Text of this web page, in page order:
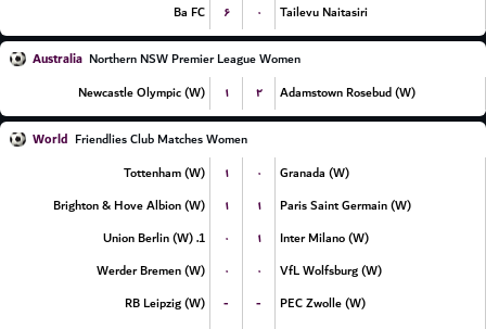
Ba FC
۶ ۰ Tailevu Naitasiri
Australia Northern NSW Premier League Women
Newcastle Olympic (W)
۱ ۲ Adamstown Rosebud (W)
World Friendlies Club Matches Women
Tottenham (W)
۱ ۰
Granada (W)
Brighton & Hove Albion (W)
۱ ۱
Paris Saint Germain (W)
1. Union Berlin (W)
۰ ۱
Inter Milano (W)
Werder Bremen (W)
۰ ۰
VfL Wolfsburg (W)
RB Leipzig (W)
- -
PEC Zwolle (W)